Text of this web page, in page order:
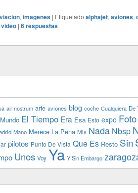
, imagenes | Etiquetado alphajet, aviones,
video | 6respuestas
air nostrum arte aviones blog coche Cualquiera De
El Tiempo Era Esa Esto expo Foto
Mano Merece La Pena Mis Nada Nbsp
pilotos Punto De Vista Que Es Resto Sin
Unos Voy Ya Y Sin Embargo